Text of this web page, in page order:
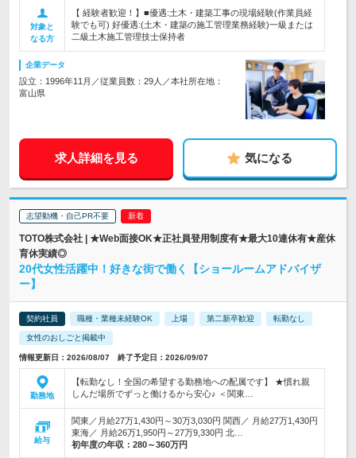
対象と
なる方
【 経験者歓迎！】■優遇:土木・建築工事の現場経験(作業員経
験でも可) 好優遇:(土木・建築の施工管理業務経験)一級または
二級土木施工管理技士保持者
企業データ
設立：1996年11月／従業員数：29人／本社所在地：
富山県
求人詳細を見る 気になる
志望動機・自己PR不要
TOTO株式会社 | ★Web面接OK★正社員登用制度有★最大10連休有★産休
育休実績◎
20代女性活躍中！好きな街で働く【ショールームアドバイザ
ー】
契約社員 職種・業種未経験OK 上場 第二新卒歓迎 転勤なし
女性のおしごと掲載中
情報更新日：2026/08/07 終了予定日：2026/09/07
勤務地
【転勤なし！全国の希望する勤務地への配属です】 ★慣れ親
しんだ場所でずっと働けるから安心♪ ＜関東…
給与
関東／月給27万1,430円～30万3,030円 関西／ 月給27万1,430円
東海／ 月給26万1,950円～27万9,330円 北…
初年度の年収： 280～360万円